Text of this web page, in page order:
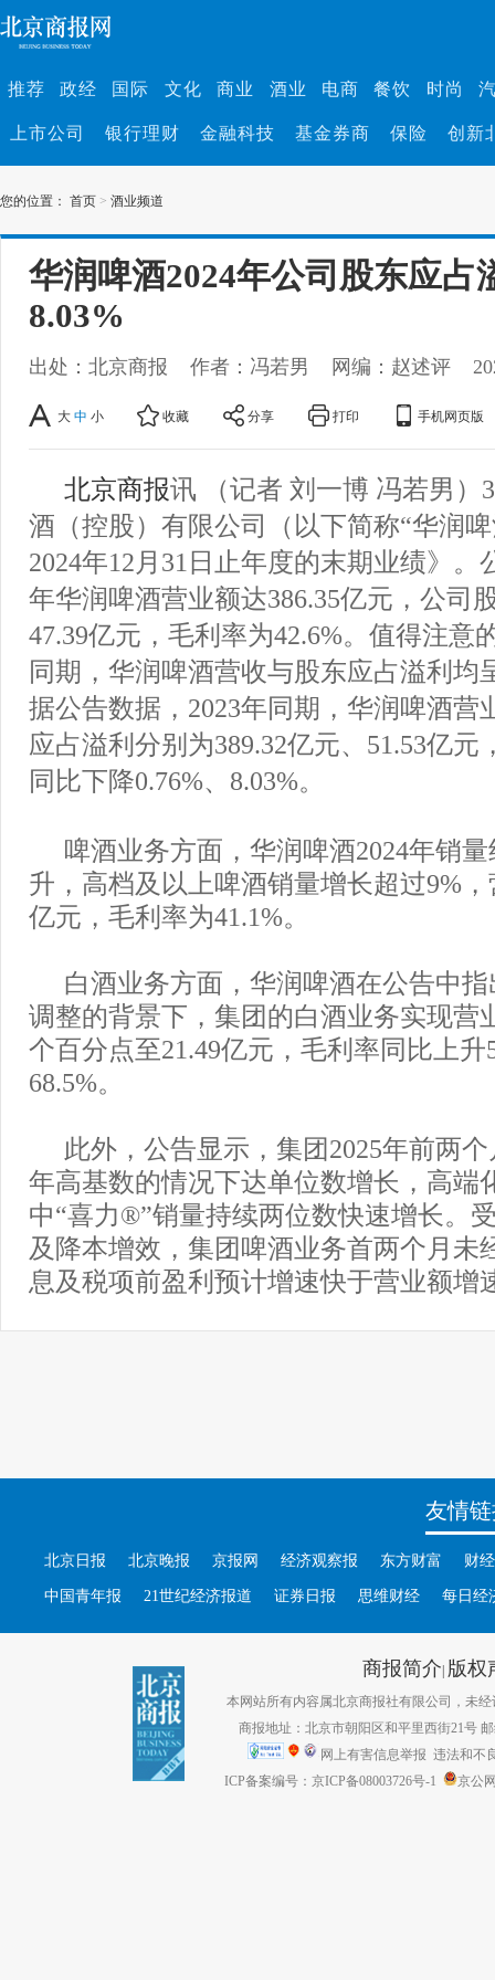
推荐 政经 国际 文化 商业 酒业 电商 餐饮 时尚
上市公司 银行理财 金融科技 基金券商 保险 创新
您的位置： 首页 > 酒业频道
华润啤酒2024年公司股东应占
8.03%
出处：北京商报 作者：冯若男 网编：赵述评
大 中 小 收藏 分享 打印 手机网页版
北京商报讯 （记者 刘一博 冯若男）
酒（控股）有限公司（以下简称“华润
2024年12月31日止年度的末期业绩》。
年华润啤酒营业额达386.35亿元，公司
47.39亿元，毛利率为42.6%。值得注意
同期，华润啤酒营收与股东应占溢利均
据公告数据，2023年同期，华润啤酒营
应占溢利分别为389.32亿元、51.53亿元
同比下降0.76%、8.03%。
啤酒业务方面，华润啤酒2024年销量
升，高档及以上啤酒销量增长超过9%，
亿元，毛利率为41.1%。
白酒业务方面，华润啤酒在公告中
调整的背景下，集团的白酒业务实现营
个百分点至21.49亿元，毛利率同比上升
68.5%。
此外，公告显示，集团2025年前两
年高基数的情况下达单位数增长，高端
中“喜力®”销量持续两位数快速增长。
及降本增效，集团啤酒业务首两个月未
息及税项前盈利预计增速快于营业额增
友情
北京日报 北京晚报 京报网 经济观察报 东方财富 财
中国青年报 21世纪经济报道 证券日报 思维财经 每日经
商报简介| 版权
本网站所有内容属北京商报社有限公司，未经
商报地址：北京市朝阳区和平里西街21号
网上有害信息举报 违法和不
ICP备案编号：京ICP备08003726号-1
京公